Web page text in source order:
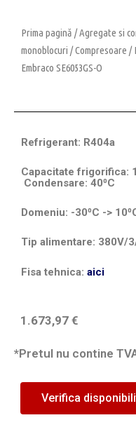
Prima pagină /Agregate si
monoblocuri /Compresoare /
Embraco SE6053GS-O
Refrigerant: R404a
Capacitate frigorifica:
Condensare: 40⁰C
Domeniu: -30⁰C ->
Tip alimentare: 380V/
Fisa tehnica: aici
1.673,97 €
*Pretul nu contine
Verifica